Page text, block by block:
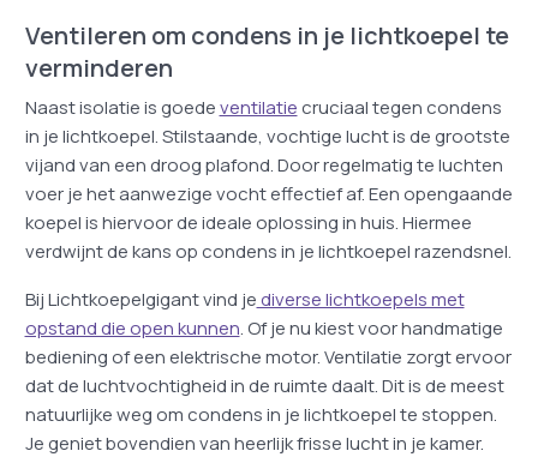
Ventileren om condens in je lichtkoepel te
verminderen
Naast isolatie is goedeventilatie cruciaal tegen condens
in je lichtkoepel. Stilstaande, vochtige lucht is de grootste
vijand van een droog plafond. Door regelmatig te luchten
voer je het aanwezige vocht effectief af. Een opengaande
koepel is hiervoor de ideale oplossing in huis. Hiermee
verdwijnt de kans op condens in je lichtkoepel razendsnel.
Bij Lichtkoepelgigant vind je diverse lichtkoepels met
opstand die open kunnen. Of je nu kiest voor handmatige
bediening of een elektrische motor. Ventilatie zorgt ervoor
dat de luchtvochtigheid in de ruimte daalt. Dit is de meest
natuurlijke weg om condens in je lichtkoepel te stoppen.
Je geniet bovendien van heerlijk frisse lucht in je kamer.